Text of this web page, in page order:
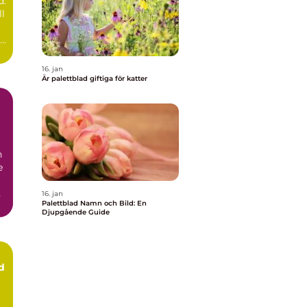
16. jan
Är palettblad giftiga för katter
16. jan
Palettblad Namn och Bild: En
Djupgående Guide